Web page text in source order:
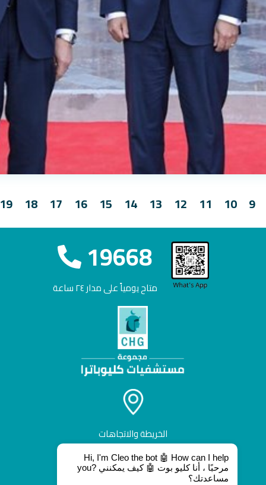
9
10
11
12
13
14
15
16
17
18
19668
متاح يومياً على مدار ٢٤ ساعة
الخريطة والاتجاهات
Hi, I'm Cleo the bot 🤖 How can I help
you? مرحبًا ، أنا كليو بوت 🤖 كيف يمكنني
مساعدتك؟